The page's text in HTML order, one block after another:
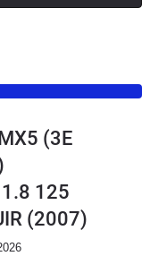
(3E
1.8 125
(2007)